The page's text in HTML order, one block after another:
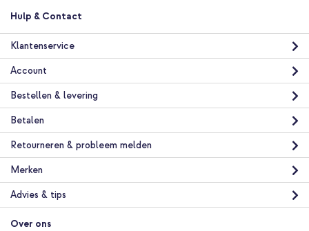
Hulp & Contact
Klantenservice
Account
Bestellen & levering
Betalen
Retourneren & probleem melden
Merken
Advies & tips
Over ons